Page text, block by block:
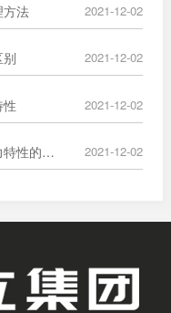
方法 2021-12-02
2021-12-02
2021-12-02
• 预应力固定管板换热器预变形与应力特性的数值分析 2021-12-02